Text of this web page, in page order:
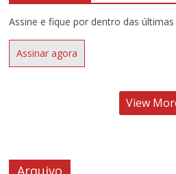
Assine e fique por dentro das
Assinar agora
View
Arquivo